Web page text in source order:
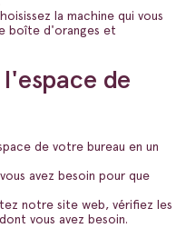
la machine qui vous
boîte d'oranges et
de
de votre bureau en un
avez besoin pour que
notre site web, vérifiez les
vous avez besoin.